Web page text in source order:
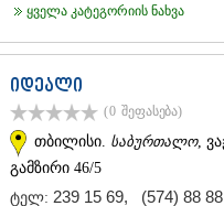
ყველა კატეგორიის ნახვა
იდეალი
(0 შეფასება)
თბილისი. საბურთალო,
გამზირი 46/5
ტელ: 239 15 69, (574) 88